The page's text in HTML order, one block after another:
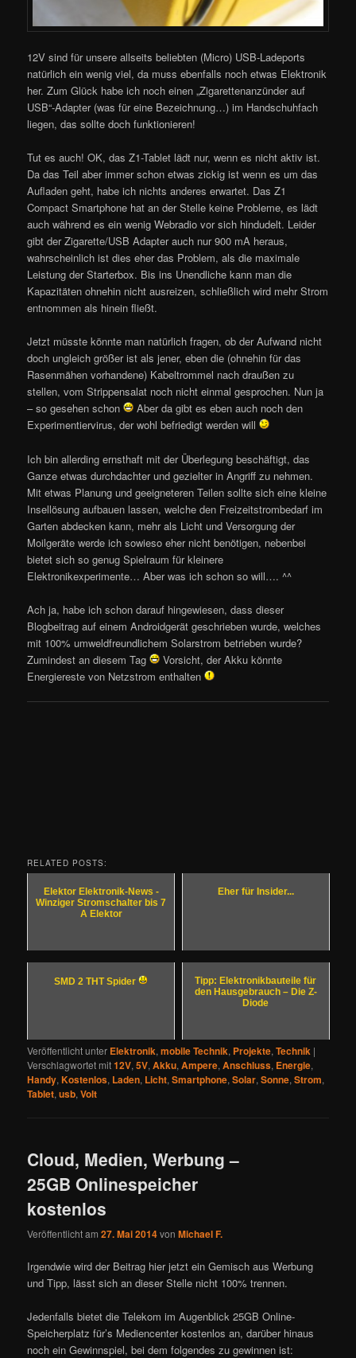
12V sind für unsere allseits beliebten (Micro) USB-Ladeports
natürlich ein wenig viel, da muss ebenfalls noch etwas Elektronik
her. Zum Glück habe ich noch einen „Zigarettenanzünder auf
USB“-Adapter (was für eine Bezeichnung…) im Handschuhfach
liegen, das sollte doch funktionieren!
Tut es auch! OK, das Z1-Tablet lädt nur, wenn es nicht aktiv ist.
Da das Teil aber immer schon etwas zickig ist wenn es um das
Aufladen geht, habe ich nichts anderes erwartet. Das Z1
Compact Smartphone hat an der Stelle keine Probleme, es lädt
auch während es ein wenig Webradio vor sich hindudelt. Leider
gibt der Zigarette/USB Adapter auch nur 900 mA heraus,
wahrscheinlich ist dies eher das Problem, als die maximale
Leistung der Starterbox. Bis ins Unendliche kann man die
Kapazitäten ohnehin nicht ausreizen, schließlich wird mehr Strom
entnommen als hinein fließt.
Jetzt müsste könnte man natürlich fragen, ob der Aufwand nicht
doch ungleich größer ist als jener, eben die (ohnehin für das
Rasenmähen vorhandene) Kabeltrommel nach draußen zu
stellen, vom Strippensalat noch nicht einmal gesprochen. Nun ja
– so gesehen schon
Aber da gibt es eben auch noch den
Experimentiervirus, der wohl befriedigt werden will
Ich bin allerding ernsthaft mit der Überlegung beschäftigt, das
Ganze etwas durchdachter und gezielter in Angriff zu nehmen.
Mit etwas Planung und geeigneteren Teilen sollte sich eine kleine
Insellösung aufbauen lassen, welche den Freizeitstrombedarf im
Garten abdecken kann, mehr als Licht und Versorgung der
Moilgeräte werde ich sowieso eher nicht benötigen, nebenbei
bietet sich so genug Spielraum für kleinere
Elektronikexperimente… Aber was ich schon so will…. ^^
Ach ja, habe ich schon darauf hingewiesen, dass dieser
Blogbeitrag auf einem Androidgerät geschrieben wurde, welches
mit 100% umweldfreundlichem Solarstrom betrieben wurde?
Zumindest an diesem Tag
Vorsicht, der Akku könnte
Energiereste von Netzstrom enthalten
RELATED POSTS:
Elektor Elektronik-News -
Winziger Stromschalter bis 7
A Elektor
Eher für Insider...
SMD 2 THT Spider
Tipp: Elektronikbauteile für
den Hausgebrauch – Die Z-
Diode
Veröffentlicht unter Elektronik,mobile Technik, Projekte,Technik |
Verschlagwortet mit12V,5V,Akku,Ampere,Anschluss, Energie,
Handy,Kostenlos, Laden, Licht,Smartphone,Solar,Sonne,Strom,
Tablet,usb,Volt
Cloud, Medien, Werbung –
25GB Onlinespeicher
kostenlos
Veröffentlicht am27. Mai 2014vonMichael F.
Irgendwie wird der Beitrag hier jetzt ein Gemisch aus Werbung
und Tipp, lässt sich an dieser Stelle nicht 100% trennen.
Jedenfalls bietet die Telekom im Augenblick 25GB Online-
Speicherplatz für’s Mediencenter kostenlos an, darüber hinaus
noch ein Gewinnspiel, bei dem folgendes zu gewinnen ist: